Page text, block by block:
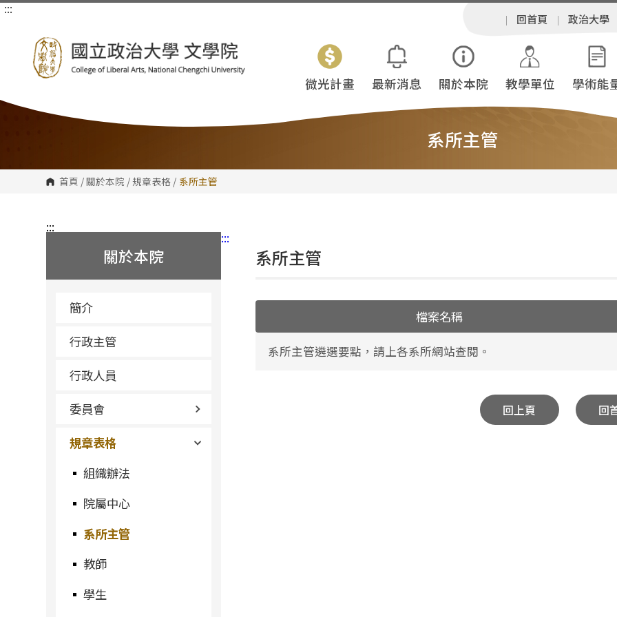
跳
:::
回首頁 政治大學
微光計畫 最新消息 關於本院 教學單位 學術能
系所主管
首頁 /關於本院 /規章表格 / 系所主管
:::
關於本院
簡介
行政主管
行政人員
委員會
規章表格
組織辦法
院屬中心
系所主管
教師
學生
:::
系所主管
檔案名稱
系所主管遴選要點，請上各系所網站查閱。
回上頁 回